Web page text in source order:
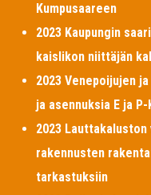
Kumpusaareen
2023 Kaupungin
kaislikon niittäjän
2023 Venepoijujen
ja asennuksia E ja
2023
rakennusten
tarkastuksiin